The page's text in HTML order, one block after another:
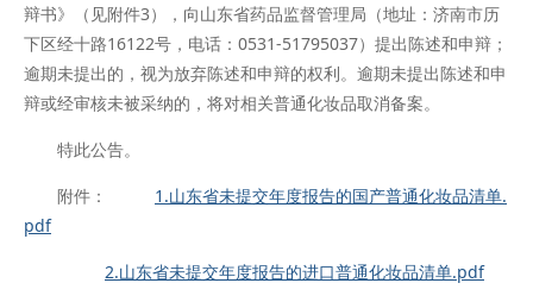
辩书》（见附件3），向山东省药品监督管理局（地址：济南市历
下区经十路16122号，电话：0531-51795037）提出陈述和申辩；
逾期未提出的，视为放弃陈述和申辩的权利。逾期未提出陈述和申
辩或经审核未被采纳的，将对相关普通化妆品取消备案。
特此公告。
附件：
1.山东省未提交年度报告的国产普通化妆品清单.
pdf
2.山东省未提交年度报告的进口普通化妆品清单.pdf